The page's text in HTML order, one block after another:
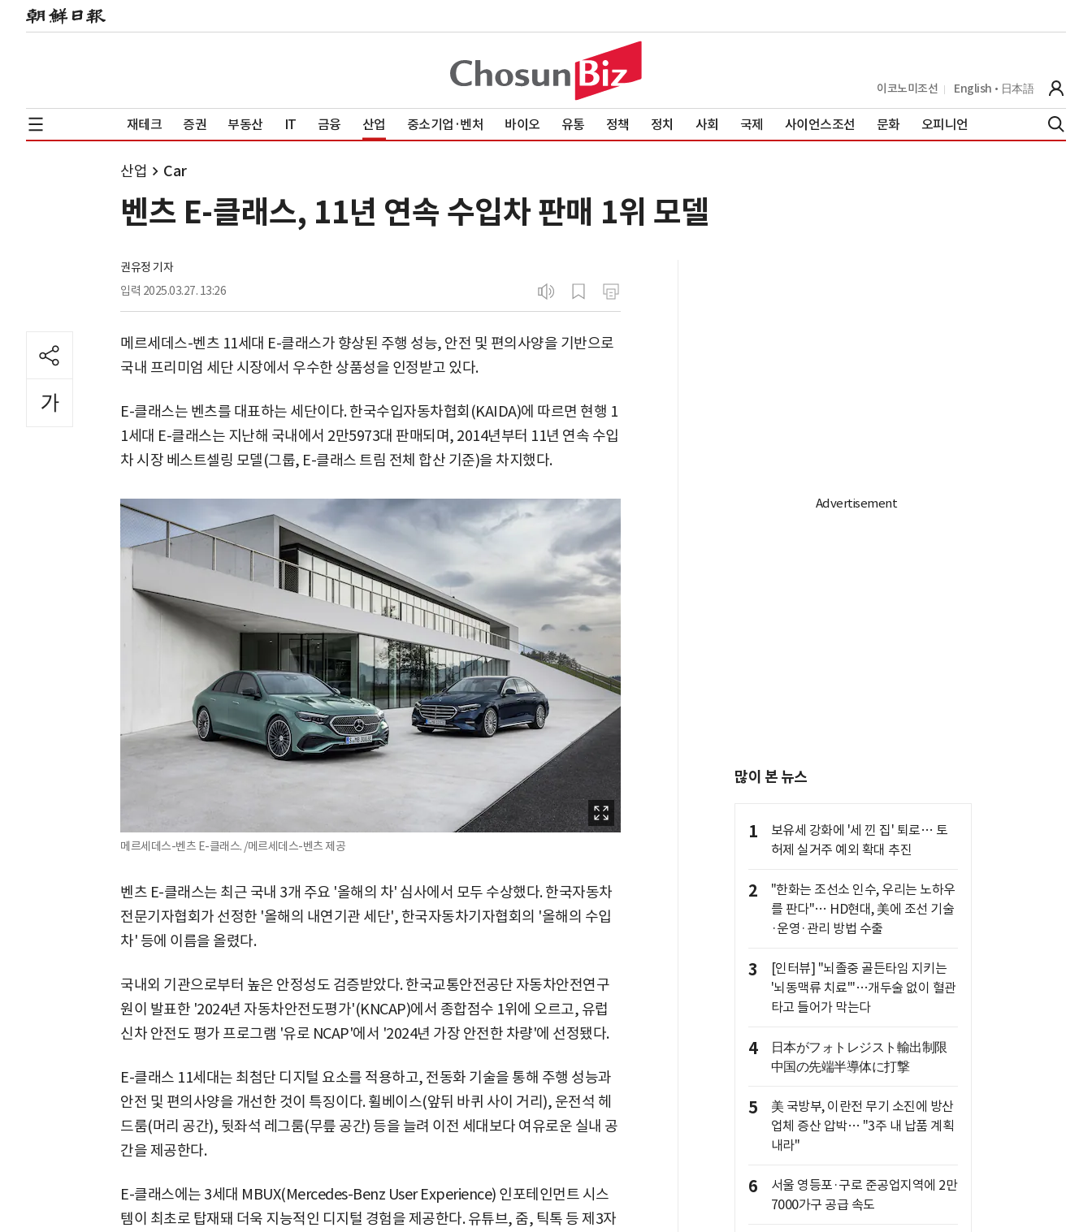
이코노미조선 English 日本語
재테크 증권 부동산 IT 금융 산업 중소기업·벤처 바이오 유통 정책 정치 사회 국제 사이언스조선 문화 오피니언
산업 Car
벤츠 E-클래스, 11년 연속 수입차 판매 1위 모델
권유정 기자
입력 2025.03.27. 13:26
메르세데스-벤츠 11세대 E-클래스가 향상된 주행 성능, 안전 및 편의사양을 기반으로
국내 프리미엄 세단 시장에서 우수한 상품성을 인정받고 있다.
E-클래스는 벤츠를 대표하는 세단이다. 한국수입자동차협회(KAIDA)에 따르면 현행 1
1세대 E-클래스는 지난해 국내에서 2만5973대 판매되며, 2014년부터 11년 연속 수입
차 시장 베스트셀링 모델(그룹, E-클래스 트림 전체 합산 기준)을 차지했다.
메르세데스-벤츠 E-클래스. /메르세데스-벤츠 제공
벤츠 E-클래스는 최근 국내 3개 주요 '올해의 차' 심사에서 모두 수상했다. 한국자동차
전문기자협회가 선정한 '올해의 내연기관 세단', 한국자동차기자협회의 '올해의 수입
차' 등에 이름을 올렸다.
국내외 기관으로부터 높은 안정성도 검증받았다. 한국교통안전공단 자동차안전연구
원이 발표한 '2024년 자동차안전도평가'(KNCAP)에서 종합점수 1위에 오르고, 유럽
신차 안전도 평가 프로그램 '유로 NCAP'에서 '2024년 가장 안전한 차량'에 선정됐다.
E-클래스 11세대는 최첨단 디지털 요소를 적용하고, 전동화 기술을 통해 주행 성능과
안전 및 편의사양을 개선한 것이 특징이다. 휠베이스(앞뒤 바퀴 사이 거리), 운전석 헤
드룸(머리 공간), 뒷좌석 레그룸(무릎 공간) 등을 늘려 이전 세대보다 여유로운 실내 공
간을 제공한다.
E-클래스에는 3세대 MBUX(Mercedes-Benz User Experience) 인포테인먼트 시스
템이 최초로 탑재돼 더욱 지능적인 디지털 경험을 제공한다. 유튜브, 줌, 틱톡 등 제3자
많이 본 뉴스
1
보유세 강화에 '세 낀 집' 퇴로… 토
허제 실거주 예외 확대 추진
2
"한화는 조선소 인수, 우리는 노하우
를 판다"… HD현대, 美에 조선 기술
·운영·관리 방법 수출
3
[인터뷰] "뇌졸중 골든타임 지키는
'뇌동맥류 치료'"…개두술 없이 혈관
타고 들어가 막는다
4
日本がフォトレジスト輸出制限
中国の先端半導体に打撃
5
美 국방부, 이란전 무기 소진에 방산
업체 증산 압박… "3주 내 납품 계획
내라"
6
서울 영등포·구로 준공업지역에 2만
7000가구 공급 속도